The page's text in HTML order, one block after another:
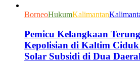
BorneoHukumKalimantan
Pemicu Kelangkaan
Kepolisian di Kaltim Ciduk
Solar Subsidi di Dua